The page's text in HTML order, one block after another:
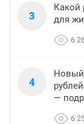
3
Какой
для
6
4
Новый
—
6